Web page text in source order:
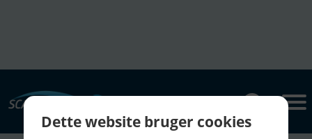
Dette website bruger cookies